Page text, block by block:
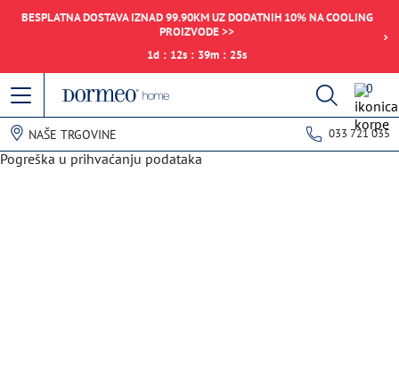
BESPLATNA DOSTAVA IZNAD 99.90KM UZ DODATNIH 10% NA COOLING
PROIZVODE >>
1d : 12s : 39m : 25s
0
NAŠE TRGOVINE 033 721 035
Pogreška u prihvaćanju podataka